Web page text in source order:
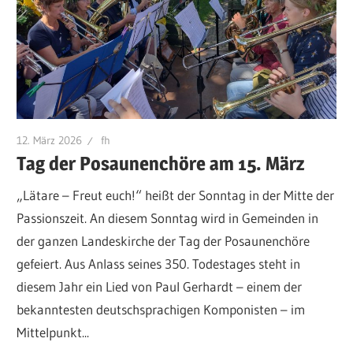
12. März 2026 fh
Tag der Posaunenchöre am 15. März
„Lätare – Freut euch!“ heißt der Sonntag in der Mitte der
Passionszeit. An diesem Sonntag wird in Gemeinden in
der ganzen Landeskirche der Tag der Posaunenchöre
gefeiert. Aus Anlass seines 350. Todestages steht in
diesem Jahr ein Lied von Paul Gerhardt – einem der
bekanntesten deutschsprachigen Komponisten – im
Mittelpunkt...